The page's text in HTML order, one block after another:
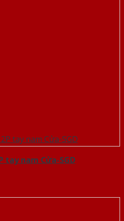
tay nam Cửa-SGD